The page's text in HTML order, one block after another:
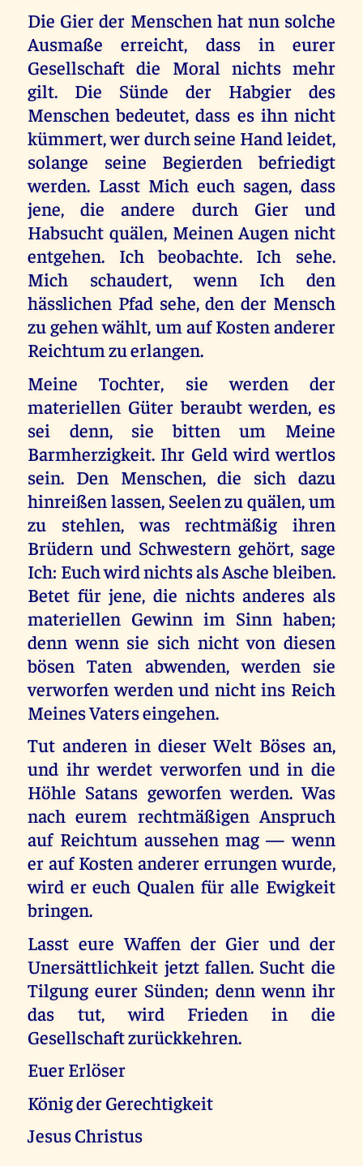
Die Gier der Menschen hat nun solche
Ausmaße erreicht, dass in eurer
Gesellschaft die Moral nichts mehr
gilt. Die Sünde der Habgier des
Menschen bedeutet, dass es ihn nicht
kümmert, wer durch seine Hand leidet,
solange seine Begierden befriedigt
werden. Lasst Mich euch sagen, dass
jene, die andere durch Gier und
Habsucht quälen, Meinen Augen nicht
entgehen. Ich beobachte. Ich sehe.
Mich schaudert, wenn Ich den
hässlichen Pfad sehe, den der Mensch
zu gehen wählt, um auf Kosten anderer
Reichtum zu erlangen.
Meine Tochter, sie werden der
materiellen Güter beraubt werden, es
sei denn, sie bitten um Meine
Barmherzigkeit. Ihr Geld wird wertlos
sein. Den Menschen, die sich dazu
hinreißen lassen, Seelen zu quälen, um
zu stehlen, was rechtmäßig ihren
Brüdern und Schwestern gehört, sage
Ich: Euch wird nichts als Asche bleiben.
Betet für jene, die nichts anderes als
materiellen Gewinn im Sinn haben;
denn wenn sie sich nicht von diesen
bösen Taten abwenden, werden sie
verworfen werden und nicht ins Reich
Meines Vaters eingehen.
Tut anderen in dieser Welt Böses an,
und ihr werdet verworfen und in die
Höhle Satans geworfen werden. Was
nach eurem rechtmäßigen Anspruch
auf Reichtum aussehen mag — wenn
er auf Kosten anderer errungen wurde,
wird er euch Qualen für alle Ewigkeit
bringen.
Lasst eure Waffen der Gier und der
Unersättlichkeit jetzt fallen. Sucht die
Tilgung eurer Sünden; denn wenn ihr
das tut, wird Frieden in die
Gesellschaft zurückkehren.
Euer Erlöser
König der Gerechtigkeit
Jesus Christus